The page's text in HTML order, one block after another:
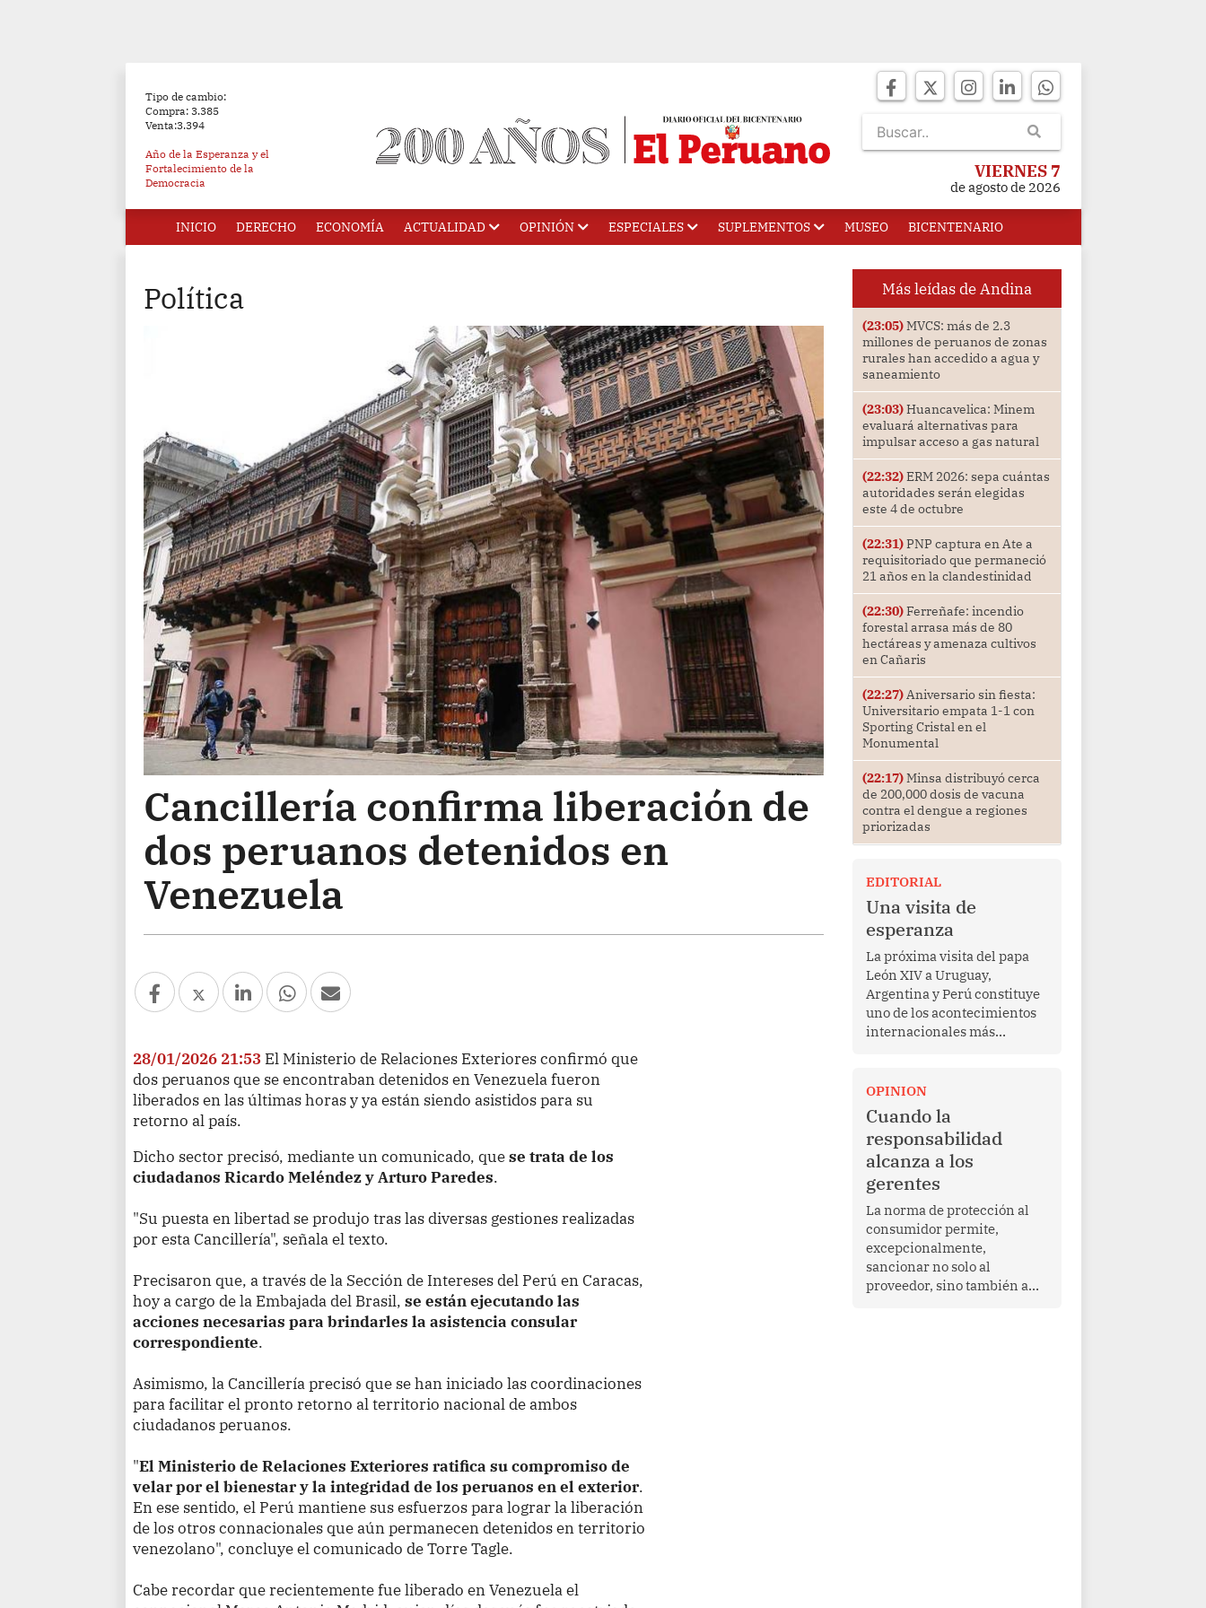
Tipo de cambio:
Compra: 3.385
Venta:3.394
Año de la Esperanza y el
Fortalecimiento de la
Democracia
VIERNES 7
de agosto de 2026
INICIO DERECHO ECONOMÍA ACTUALIDAD OPINIÓN ESPECIALES SUPLEMENTOS MUSEO BICENTENARIO
Política
Cancillería confirma liberación de
dos peruanos detenidos en
Venezuela
28/01/2026 21:53 El Ministerio de Relaciones Exteriores confirmó que
dos peruanos que se encontraban detenidos en Venezuela fueron
liberados en las últimas horas y ya están siendo asistidos para su
retorno al país.
Dicho sector precisó, mediante un comunicado, quese trata de los
ciudadanos Ricardo Meléndez y Arturo Paredes.
"Su puesta en libertad se produjo tras las diversas gestiones realizadas
por esta Cancillería", señala el texto.
Precisaron que, a través de la Sección de Intereses del Perú en Caracas,
hoy a cargo de la Embajada del Brasil,se están ejecutando las
acciones necesarias para brindarles la asistencia consular
correspondiente.
Asimismo, la Cancillería precisó que se han iniciado las coordinaciones
para facilitar el pronto retorno al territorio nacional de ambos
ciudadanos peruanos.
"El Ministerio de Relaciones Exteriores ratifica su compromiso de
velar por el bienestar y la integridad de los peruanos en el exterior.
En ese sentido, el Perú mantiene sus esfuerzos para lograr la liberación
de los otros connacionales que aún permanecen detenidos en territorio
venezolano", concluye el comunicado de Torre Tagle.
Cabe recordar que recientemente fue liberado en Venezuela el
Más leídas de Andina
(23:05)MVCS: más de 2.3
millones de peruanos de zonas
rurales han accedido a agua y
saneamiento
(23:03)Huancavelica: Minem
evaluará alternativas para
impulsar acceso a gas natural
(22:32)ERM 2026: sepa cuántas
autoridades serán elegidas
este 4 de octubre
(22:31)PNP captura en Ate a
requisitoriado que permaneció
21 años en la clandestinidad
(22:30)Ferreñafe: incendio
forestal arrasa más de 80
hectáreas y amenaza cultivos
en Cañaris
(22:27)Aniversario sin fiesta:
Universitario empata 1-1 con
Sporting Cristal en el
Monumental
(22:17)Minsa distribuyó cerca
de 200,000 dosis de vacuna
contra el dengue a regiones
priorizadas
EDITORIAL
Una visita de
esperanza
La próxima visita del papa
León XIV a Uruguay,
Argentina y Perú constituye
uno de los acontecimientos
internacionales más
Más allá de su dimensión
religiosa, esta gira
representa una oportunidad
para reafirmar el valor del
diálogo, fortalecer los
vínculos entre los pueblos y
proyectar una imagen de
cooperación en una región
que enfrenta desafíos en
materia de desarrollo,
cohesión social y
gobernabilidad.
OPINION
Cuando la
responsabilidad
alcanza a los
gerentes
La norma de protección al
consumidor permite,
excepcionalmente,
sancionar no solo al
proveedor, sino también a